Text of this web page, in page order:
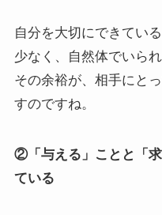
自分を大切にできてい
少なく、自然体でいられ
その余裕が、相手にと
すのですね。
②「与える」ことと「
ている